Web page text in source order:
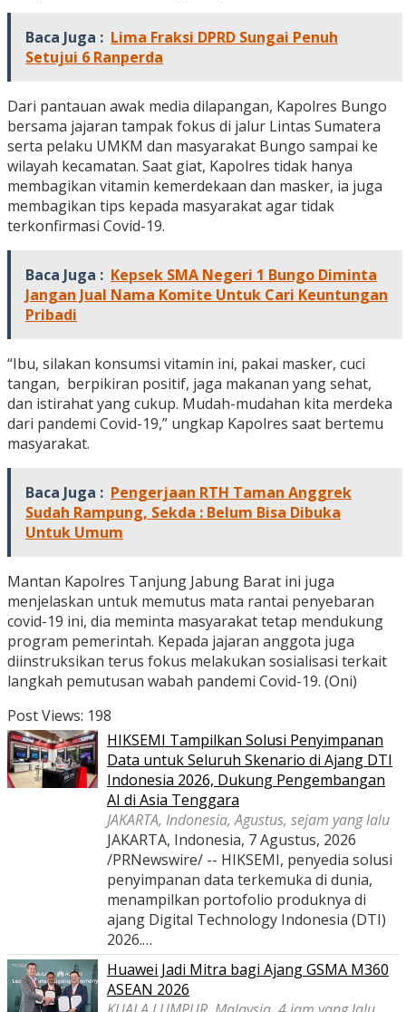
Baca Juga : Lima Fraksi DPRD Sungai Penuh
Setujui 6 Ranperda
Dari pantauan awak media dilapangan, Kapolres Bungo
bersama jajaran tampak fokus di jalur Lintas Sumatera
serta pelaku UMKM dan masyarakat Bungo sampai ke
wilayah kecamatan. Saat giat, Kapolres tidak hanya
membagikan vitamin kemerdekaan dan masker, ia juga
membagikan tips kepada masyarakat agar tidak
terkonfirmasi Covid-19.
Baca Juga : Kepsek SMA Negeri 1 Bungo Diminta
Jangan Jual Nama Komite Untuk Cari Keuntungan
Pribadi
“Ibu, silakan konsumsi vitamin ini, pakai masker, cuci
tangan, berpikiran positif, jaga makanan yang sehat,
dan istirahat yang cukup. Mudah-mudahan kita merdeka
dari pandemi Covid-19,” ungkap Kapolres saat bertemu
masyarakat.
Baca Juga : Pengerjaan RTH Taman Anggrek
Sudah Rampung, Sekda : Belum Bisa Dibuka
Untuk Umum
Mantan Kapolres Tanjung Jabung Barat ini juga
menjelaskan untuk memutus mata rantai penyebaran
covid-19 ini, dia meminta masyarakat tetap mendukung
program pemerintah. Kepada jajaran anggota juga
diinstruksikan terus fokus melakukan sosialisasi terkait
langkah pemutusan wabah pandemi Covid-19. (Oni)
Post Views: 198
HIKSEMI Tampilkan Solusi Penyimpanan
Data untuk Seluruh Skenario di Ajang DTI
Indonesia 2026, Dukung Pengembangan
AI di Asia Tenggara
JAKARTA, Indonesia, Agustus, sejam yang lalu
JAKARTA, Indonesia, 7 Agustus, 2026
/PRNewswire/ -- HIKSEMI, penyedia solusi
penyimpanan data terkemuka di dunia,
menampilkan portofolio produknya di
ajang Digital Technology Indonesia (DTI)
2026.…
Huawei Jadi Mitra bagi Ajang GSMA M360
ASEAN 2026